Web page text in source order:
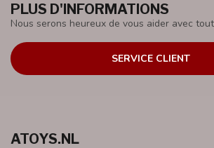
PLUS D'INFORMATIONS
Nous serons heureux de vous aider avec
SERVICE CLIENT
ATOYS.NL